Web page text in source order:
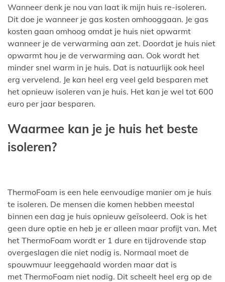
Wanneer denk je nou van laat ik mijn huis re-isoleren.
Dit doe je wanneer je gas kosten omhooggaan. Je gas
kosten gaan omhoog omdat je huis niet opwarmt
wanneer je de verwarming aan zet. Doordat je huis niet
opwarmt hou je de verwarming aan. Ook wordt het
minder snel warm in je huis. Dat is natuurlijk ook heel
erg vervelend. Je kan heel erg veel geld besparen met
het opnieuw isoleren van je huis. Het kan je wel tot 600
euro per jaar besparen.
Waarmee kan je je huis het beste
isoleren?
ThermoFoam is een hele eenvoudige manier om je huis
te isoleren. De mensen die komen hebben meestal
binnen een dag je huis opnieuw geïsoleerd. Ook is het
geen dure optie en heb je er alleen maar profijt van. Met
het ThermoFoam wordt er 1 dure en tijdrovende stap
overgeslagen die niet nodig is. Normaal moet de
spouwmuur leeggehaald worden maar dat is
met ThermoFoam niet nodig. Dit scheelt heel erg op de